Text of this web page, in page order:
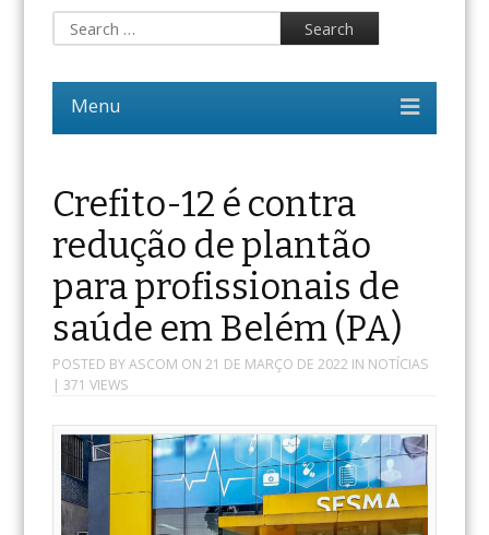
Crefito-12 é contra
redução de plantão
para profissionais de
saúde em Belém (PA)
POSTED BYASCOM ON 21 DE MARÇO DE 2022 IN NOTÍCIAS
| 371 VIEWS